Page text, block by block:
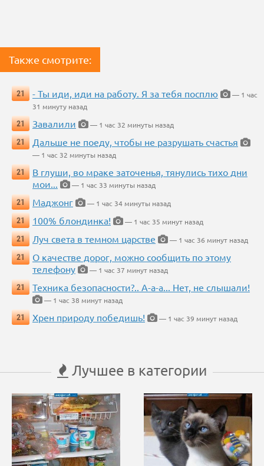
Также смотрите:
21 - Ты иди, иди на работу. Я за тебя посплю
— 1 час
31 минуту назад
21
Завалили
— 1 час 32 минуты назад
21
Дальше не поеду, чтобы не разрушать счастья
— 1 час 32 минуты назад
21
В глуши, во мраке заточенья, тянулись тихо дни
мои...
— 1 час 33 минуты назад
21
Маджонг
— 1 час 34 минуты назад
21
100% блондинка!
— 1 час 35 минут назад
21
Луч света в темном царстве
— 1 час 36 минут назад
21
О качестве дорог, можно сообщить по этому
телефону
— 1 час 37 минут назад
21
Техника безопасности?.. А-а-а... Нет, не слышали!
— 1 час 38 минут назад
21
Хрен природу победишь! — 1 час 39 минут назад
Лучшее в категории